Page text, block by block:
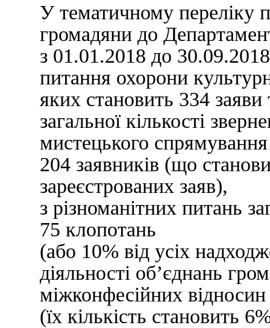
У тематичному переліку
громадяни до
з 01.01.2018 до
питання охорони
яких становить 334
загальної кількості
мистецького
204 заявників (що
зареєстрованих заяв),
з різноманітних питань
75 клопотань
(або 10% від усіх
діяльності об’єднань
міжконфесійних
(їх кількість становить